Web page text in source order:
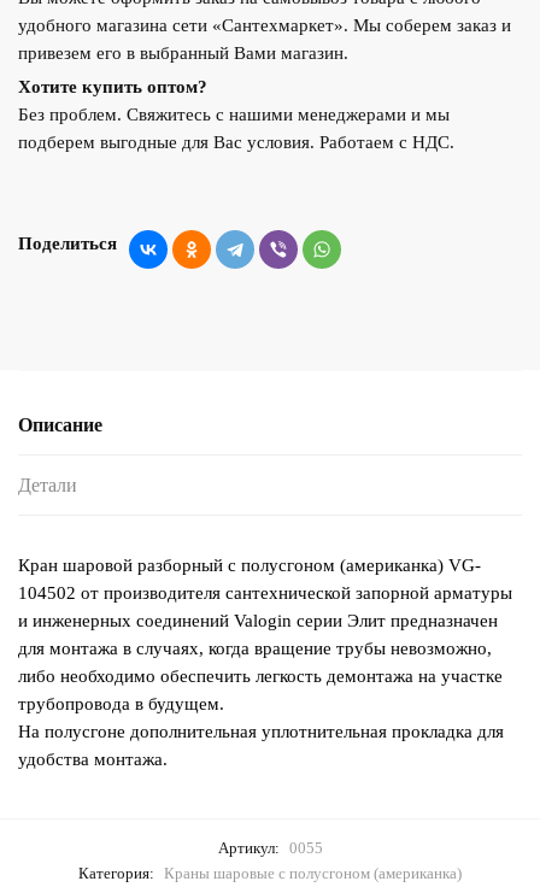
удобного магазина сети «Сантехмаркет». Мы соберем заказ и
привезем его в выбранный Вами магазин.
Хотите купить оптом?
Без проблем. Свяжитесь с нашими менеджерами и мы
подберем выгодные для Вас условия. Работаем с НДС.
Поделиться
Описание
Детали
Кран шаровой разборный с полусгоном (американка) VG-
104502 от производителя сантехнической запорной арматуры
и инженерных соединений Valogin серии Элит предназначен
для монтажа в случаях, когда вращение трубы невозможно,
либо необходимо обеспечить легкость демонтажа на участке
трубопровода в будущем.
На полусгоне дополнительная уплотнительная прокладка для
удобства монтажа.
Артикул: 0055
Категория: Краны шаровые с полусгоном (американка)